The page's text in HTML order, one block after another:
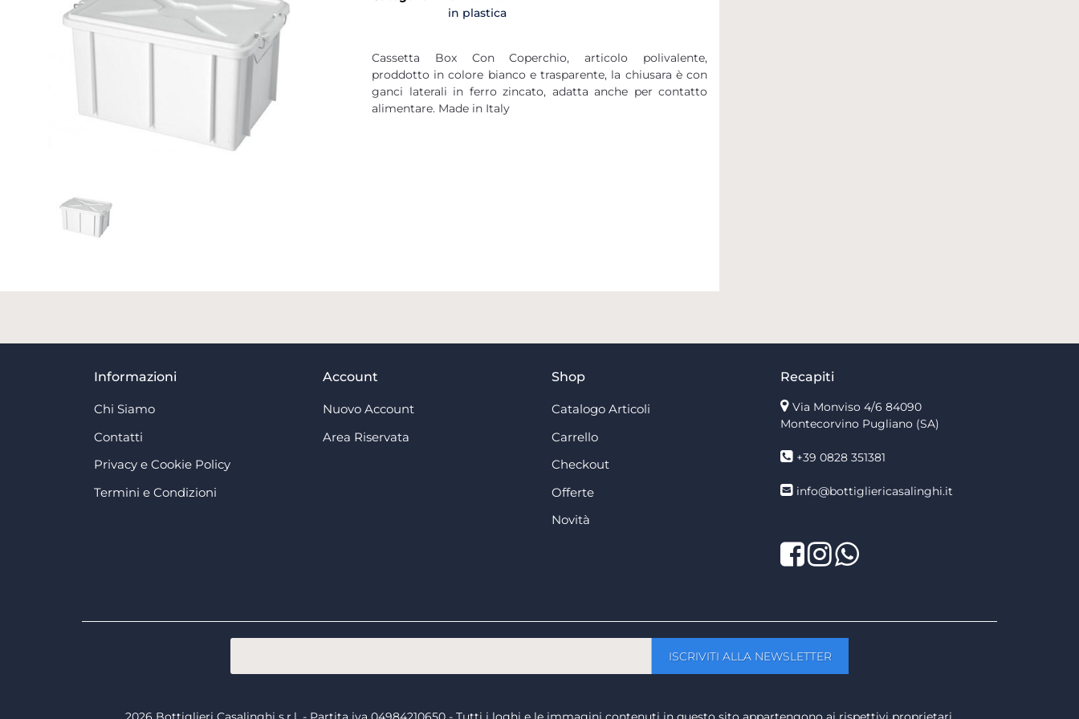
in plastica
Cassetta Box Con Coperchio, articolo polivalente,
proddotto in colore bianco e trasparente, la chiusara è con
ganci laterali in ferro zincato, adatta anche per contatto
alimentare. Made in Italy
Informazioni
Chi Siamo
Contatti
Privacy e Cookie Policy
Termini e Condizioni
Account
Nuovo Account
Area Riservata
Shop
Catalogo Articoli
Carrello
Checkout
Offerte
Novità
Recapiti
Via Monviso 4/6 84090
Montecorvino Pugliano (SA)
+39 0828 351381
info@bottigliericasalinghi.it
Facebook
TwitterLinkedIn